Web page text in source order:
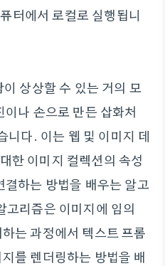
에서 로컬로 실행됩니
상상할 수 있는 거의 모
나 손으로 만든 삽화처
니다. 이는 웹 및 이미지 데
한 이미지 컬렉션의 속성
하는 방법을 배우는 알고
고리즘은 이미지에 임의
는 과정에서 텍스트 프롬
를 렌더링하는 방법을 배